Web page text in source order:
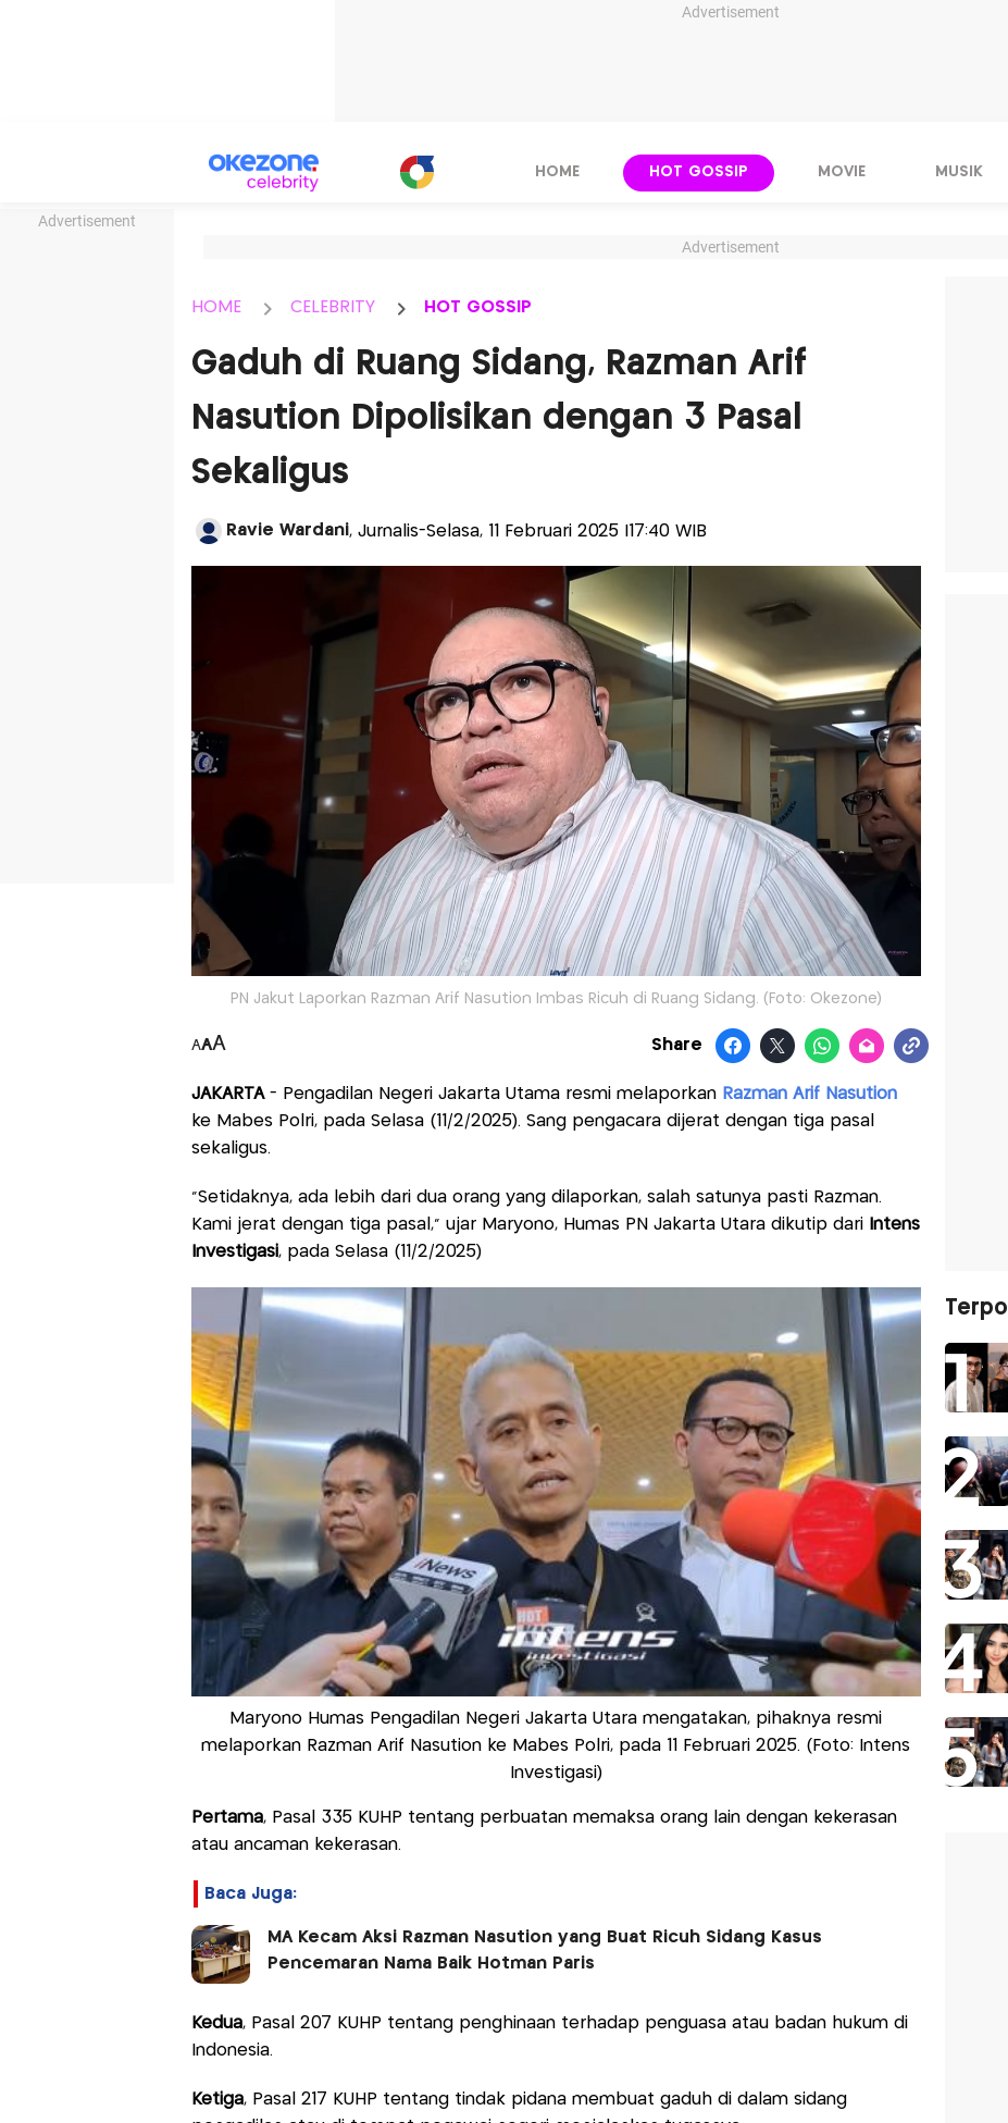
Advertisement
Advertisement
HOME HOT GOSSIP MOVIE MUSIK
Advertisement
HOME CELEBRITY HOT GOSSIP
Gaduh di Ruang Sidang, Razman Arif
Nasution Dipolisikan dengan 3 Pasal
Sekaligus
Ravie Wardani, Jurnalis-Selasa, 11 Februari 2025 |17:40 WIB
PN Jakut Laporkan Razman Arif Nasution Imbas Ricuh di Ruang Sidang. (Foto: Okezone)
AAA Share
JAKARTA- Pengadilan Negeri Jakarta Utama resmi melaporkan Razman Arif Nasution
ke Mabes Polri, pada Selasa (11/2/2025). Sang pengacara dijerat dengan tiga pasal
sekaligus.
“Setidaknya, ada lebih dari dua orang yang dilaporkan, salah satunya pasti Razman.
Kami jerat dengan tiga pasal,” ujar Maryono, Humas PN Jakarta Utara dikutip dari Intens
Investigasi, pada Selasa (11/2/2025)
Maryono Humas Pengadilan Negeri Jakarta Utara mengatakan, pihaknya resmi
melaporkan Razman Arif Nasution ke Mabes Polri, pada 11 Februari 2025. (Foto: Intens
Investigasi)
Pertama, Pasal 335 KUHP tentang perbuatan memaksa orang lain dengan kekerasan
atau ancaman kekerasan.
Baca Juga:
MA Kecam Aksi Razman Nasution yang Buat Ricuh Sidang Kasus
Pencemaran Nama Baik Hotman Paris
Kedua, Pasal 207 KUHP tentang penghinaan terhadap penguasa atau badan hukum di
Indonesia.
Ketiga, Pasal 217 KUHP tentang tindak pidana membuat gaduh di dalam sidang